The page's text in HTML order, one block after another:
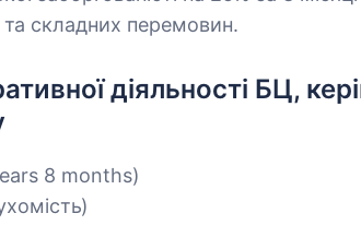
складних перемовин.
діяльності БЦ,
8 months)